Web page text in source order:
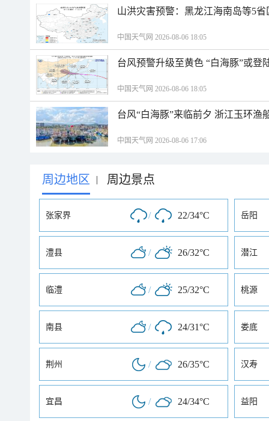
山洪灾害预警：黑龙江海南岛等5
中国天气网 2026-08-06 18:05
台风预警升级至黄色 “白海豚”或登
中国天气网 2026-08-06 18:05
台风“白海豚”来临前夕 浙江玉环渔
中国天气网 2026-08-06 17:06
周边地区 | 周边景点
张家界 / 22/34°C 岳阳
澧县 / 26/32°C 潜江
临澧 / 25/32°C 桃源
南县 / 24/31°C 娄底
荆州 / 26/35°C 汉寿
宜昌 / 24/34°C 益阳